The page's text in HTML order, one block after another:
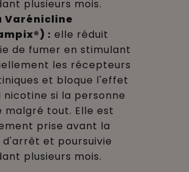
plusieurs mois.
Varénicline
: elle réduit
de fumer en stimulant
les récepteurs
et bloque l'effet
nicotine si la personne
malgré tout. Elle est
prise avant la
et poursuivie
plusieurs mois.